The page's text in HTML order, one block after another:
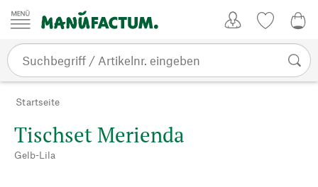
Zum Inhalt springen
Startseite
Tischset Merienda
Gelb-Lila